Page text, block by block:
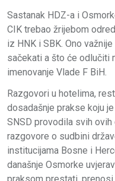
Sastanak HDZ-a i
CIK trebao žrijebom
iz HNK i SBK. Ono
sačekati a što će odlučiti
imenovanje Vlade F BiH.
Razgovori u hotelima,
dosadašnje prakse koju
SNSD provodila svih
razgovore o sudbini
institucijama Bosne i
današnje Osmorke